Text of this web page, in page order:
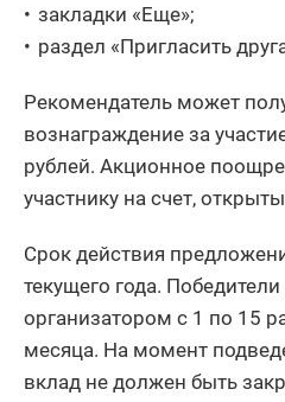
закладки «Еще»;
раздел «Пригласить
Рекомендатель может
вознаграждение за
рублей. Акционное
участнику на счет,
Срок действия
текущего года.
организатором с 1 по 15
месяца. На момент
вклад не должен быть